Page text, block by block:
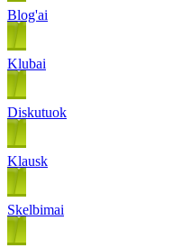
Blog'ai
Klubai
Diskutuok
Klausk
Skelbimai